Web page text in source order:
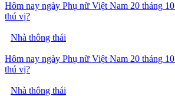
Hôm nay ngày Phụ nữ Việt Nam 20 tháng
thú vị?
Nhà thông thái
Hôm nay ngày Phụ nữ Việt Nam 20 tháng
thú vị?
Nhà thông thái